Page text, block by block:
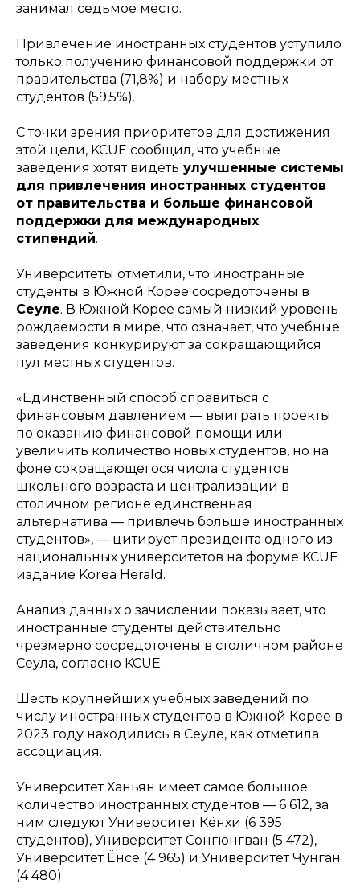
занимал седьмое место.
Привлечение иностранных студентов уступило
только получению финансовой поддержки от
правительства (71,8%) и набору местных
студентов (59,5%).
С точки зрения приоритетов для достижения
этой цели, KCUE сообщил, что учебные
заведения хотят видеть улучшенные системы
для привлечения иностранных студентов
от правительства и больше финансовой
поддержки для международных
стипендий.
Университеты отметили, что иностранные
студенты в Южной Корее сосредоточены в
Сеуле. В Южной Корее самый низкий уровень
рождаемости в мире, что означает, что учебные
заведения конкурируют за сокращающийся
пул местных студентов.
«Единственный способ справиться с
финансовым давлением — выиграть проекты
по оказанию финансовой помощи или
увеличить количество новых студентов, но на
фоне сокращающегося числа студентов
школьного возраста и централизации в
столичном регионе единственная
альтернатива — привлечь больше иностранных
студентов», — цитирует президента одного из
национальных университетов на форуме KCUE
издание Korea Herald.
Анализ данных о зачислении показывает, что
иностранные студенты действительно
чрезмерно сосредоточены в столичном районе
Сеула, согласно KCUE.
Шесть крупнейших учебных заведений по
числу иностранных студентов в Южной Корее в
2023 году находились в Сеуле, как отметила
ассоциация.
Университет Ханьян имеет самое большое
количество иностранных студентов — 6 612, за
ним следуют Университет Кёнхи (6 395
студентов), Университет Сонгюнгван (5 472),
Университет Ёнсе (4 965) и Университет Чунган
(4 480).